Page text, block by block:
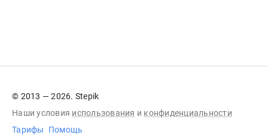
© 2013 — 2026. Stepik
Наши условия использования и конфиденциальности
Тарифы
Помощь